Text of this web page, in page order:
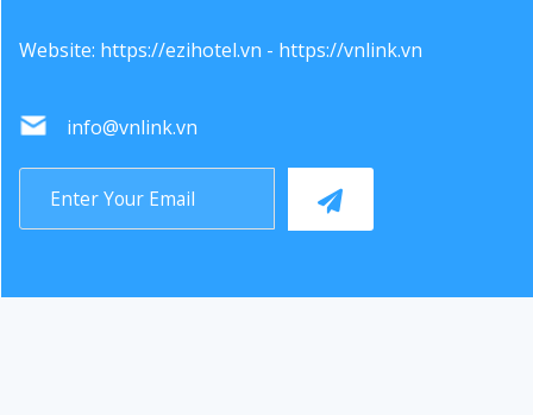
Website: https://ezihotel.vn - https://vnlink.vn
info@vnlink.vn